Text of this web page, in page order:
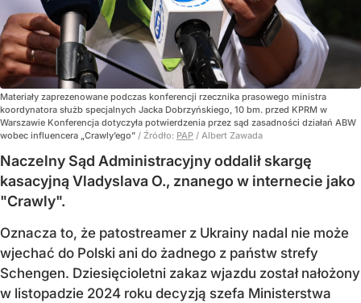
Materiały zaprezenowane podczas konferencji rzecznika prasowego ministra
koordynatora służb specjalnych Jacka Dobrzyńskiego, 10 bm. przed KPRM w
Warszawie Konferencja dotyczyła potwierdzenia przez sąd zasadności działań ABW
wobec influencera „Crawly’ego” / Źródło: PAP / Albert Zawada
Naczelny Sąd Administracyjny oddalił skargę
kasacyjną Vladyslava O., znanego w internecie jako
"Crawly".
Oznacza to, że patostreamer z Ukrainy nadal nie może
wjechać do Polski ani do żadnego z państw strefy
Schengen. Dziesięcioletni zakaz wjazdu został nałożony
w listopadzie 2024 roku decyzją szefa Ministerstwa